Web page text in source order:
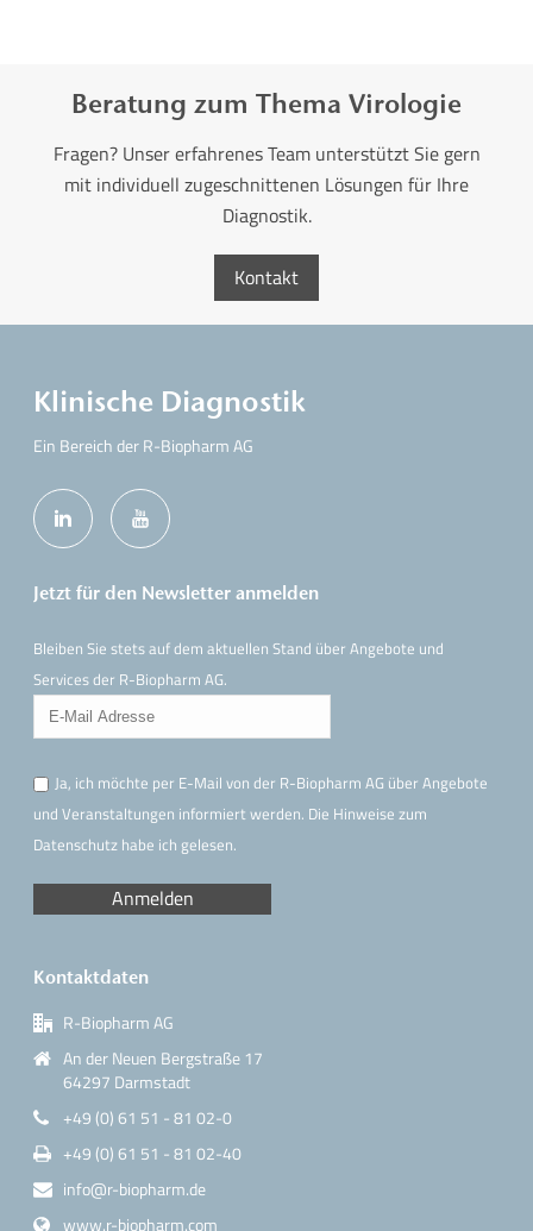
Beratung zum Thema Virologie
Fragen? Unser erfahrenes Team unterstützt Sie gern
mit individuell zugeschnittenen Lösungen für Ihre
Diagnostik.
Kontakt
Klinische Diagnostik
Ein Bereich der R-Biopharm AG
Jetzt für den Newsletter anmelden
Bleiben Sie stets auf dem aktuellen Stand über Angebote und
Services der R-Biopharm AG.
Ja, ich möchte per E-Mail von der R-Biopharm AG über Angebote
und Veranstaltungen informiert werden. Die Hinweisezum
Datenschutz habe ich gelesen.
Kontaktdaten
R-Biopharm AG
An der Neuen Bergstraße 17
64297 Darmstadt
+49 (0) 61 51 - 81 02-0
+49 (0) 61 51 - 81 02-40
info@r-biopharm.de
www.r-biopharm.com